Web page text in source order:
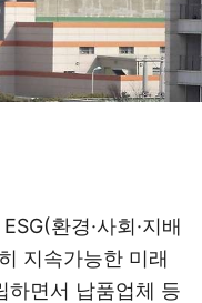
환경·사회·지배
지속가능한 미래
하면서 납품업체 등